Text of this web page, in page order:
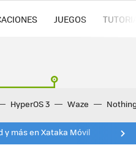
JUEGOS
HyperOS 3 Waze
y más en Xataka Móvil